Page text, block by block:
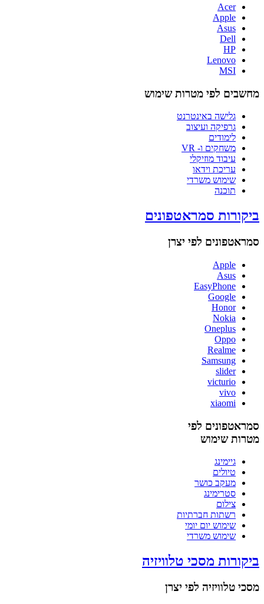
Acer
Apple
Asus
Dell
HP
Lenovo
MSI
מחשבים לפי מטרות שימוש
גלישה באינטרנט
גרפיקה ועיצוב
לימודים
משחקים ו- VR
עיבוד מוזיקלי
עריכת וידאו
שימוש משרדי
תוכנה
ביקורות סמראטפונים
סמראטפונים לפי יצרן
Apple
Asus
EasyPhone
Google
Honor
Nokia
Oneplus
Oppo
Realme
Samsung
slider
victurio
vivo
xiaomi
סמראטפונים לפי
מטרות שימוש
גיימינג
טיולים
מעקב כושר
סטרימינג
צילום
רשתות חברתיות
שימוש יום יומי
שימוש משרדי
ביקורות מסכי טלוויזיה
מסכי טלוויזיה לפי יצרן